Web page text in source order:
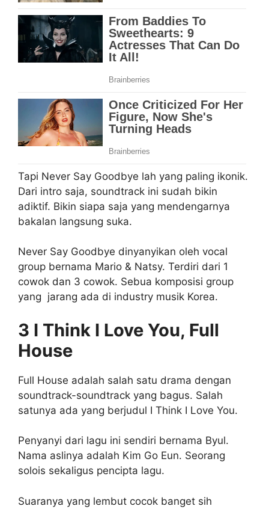
Tapi Never Say Goodbye lah yang paling ikonik.
Dari intro saja, soundtrack ini sudah bikin
adiktif. Bikin siapa saja yang mendengarnya
bakalan langsung suka.
Never Say Goodbye dinyanyikan oleh vocal
group bernama Mario & Natsy. Terdiri dari 1
cowok dan 3 cowok. Sebua komposisi group
yang jarang ada di industry musik Korea.
3 I Think I Love You, Full
House
Full House adalah salah satu drama dengan
soundtrack-soundtrack yang bagus. Salah
satunya ada yang berjudul I Think I Love You.
Penyanyi dari lagu ini sendiri bernama Byul.
Nama aslinya adalah Kim Go Eun. Seorang
solois sekaligus pencipta lagu.
Suaranya yang lembut cocok banget sih